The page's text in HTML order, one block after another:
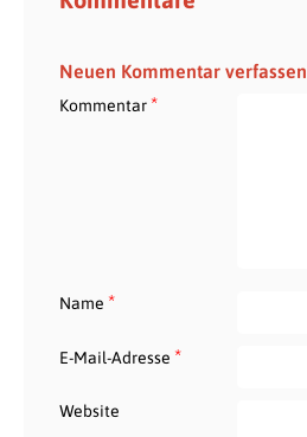
Neuen Kommentar verfassen
Kommentar*
Name *
E-Mail-Adresse *
Website